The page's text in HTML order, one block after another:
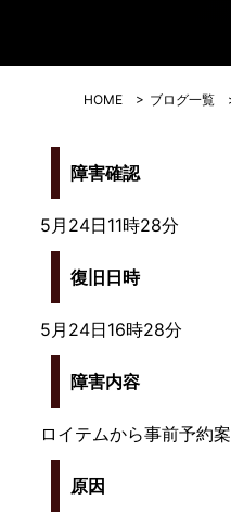
HOME > ブログ一覧
障害確認
5月24日11時28分
復旧日時
5月24日16時28分
障害内容
ロイテムから事前予約
原因